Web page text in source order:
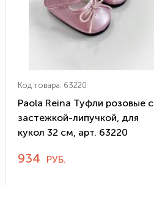
Код товара: 63220
Paola Reina Туфли розовые с
застежкой-липучкой, для
кукол 32 см, арт. 63220
934 РУБ.